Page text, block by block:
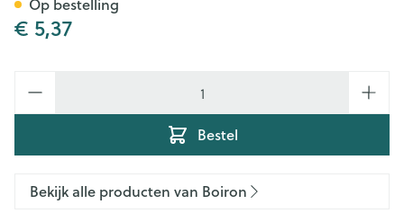
€ 5,37
Bestel
Bekijk alle producten van Boiron